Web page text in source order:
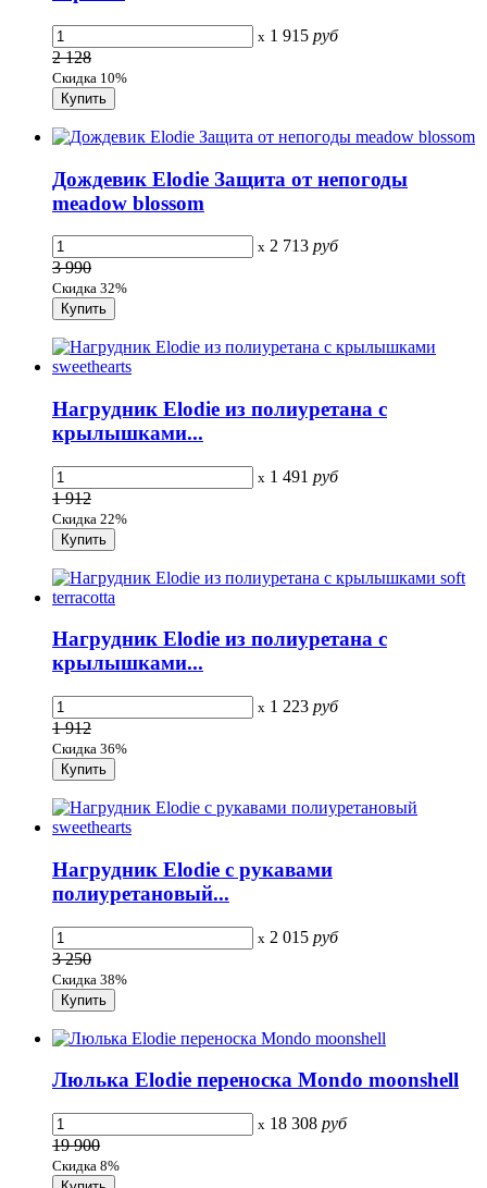
x 1 915 руб
2 128
Скидка 10%
Дождевик Elodie Защита от непогоды
meadow blossom
x 2 713 руб
3 990
Скидка 32%
Нагрудник Elodie из полиуретана с
крылышками...
x 1 491 руб
1 912
Скидка 22%
Нагрудник Elodie из полиуретана с
крылышками...
x 1 223 руб
1 912
Скидка 36%
Нагрудник Elodie с рукавами
полиуретановый...
x 2 015 руб
3 250
Скидка 38%
Люлька Elodie переноска Mondo moonshell
x 18 308 руб
19 900
Скидка 8%